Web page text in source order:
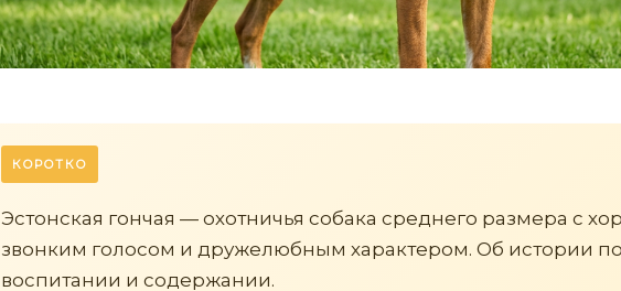
КОРОТКО
Эстонская гончая — охотничья собака среднего размера с
звонким голосом и дружелюбным характером. Об истории
воспитании и содержании.